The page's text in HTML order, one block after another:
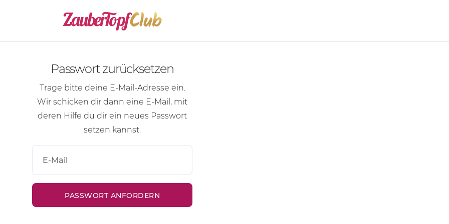
Passwort zurücksetzen
Trage bitte deine E-Mail-Adresse ein.
Wir schicken dir dann eine E-Mail , mit
deren Hilfe du dir ein neues Passwort
setzen kannst.